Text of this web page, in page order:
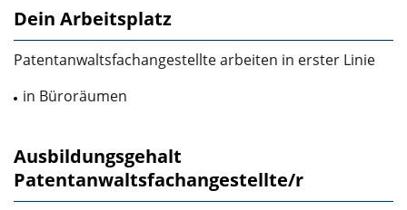
Dein Arbeitsplatz
Patentanwaltsfachangestellte arbeiten in erster Linie
in Büroräumen
Ausbildungsgehalt
Patentanwaltsfachangestellte/r